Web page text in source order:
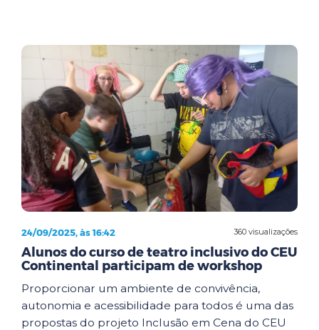
360 visualizações
24/09/2025, às 16:42
Alunos do curso de teatro inclusivo do CEU
Continental participam de workshop
Proporcionar um ambiente de convivência,
autonomia e acessibilidade para todos é uma das
propostas do projeto Inclusão em Cena do CEU